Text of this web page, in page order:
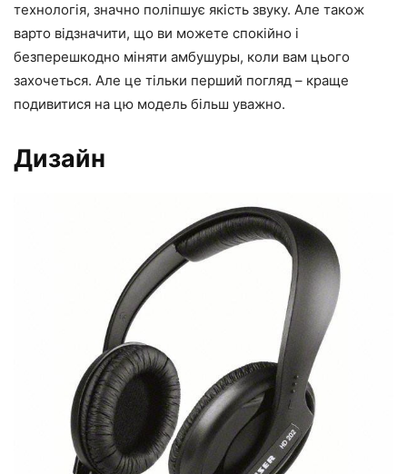
технологія, значно поліпшує якість звуку. Але також
варто відзначити, що ви можете спокійно і
безперешкодно міняти амбушуры, коли вам цього
захочеться. Але це тільки перший погляд – краще
подивитися на цю модель більш уважно.
Дизайн